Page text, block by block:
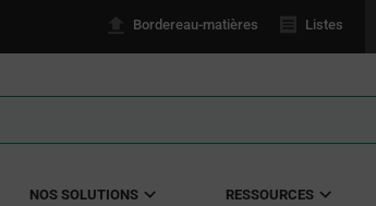
Bordereau-matières Listes
NOS SOLUTIONS RESSOURCES